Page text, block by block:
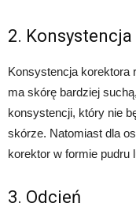
2. Konsystencja
Konsystencja korektora
ma skórę bardziej
konsystencji, który nie
skórze. Natomiast dla
korektor w formie pudru
3. Odcień